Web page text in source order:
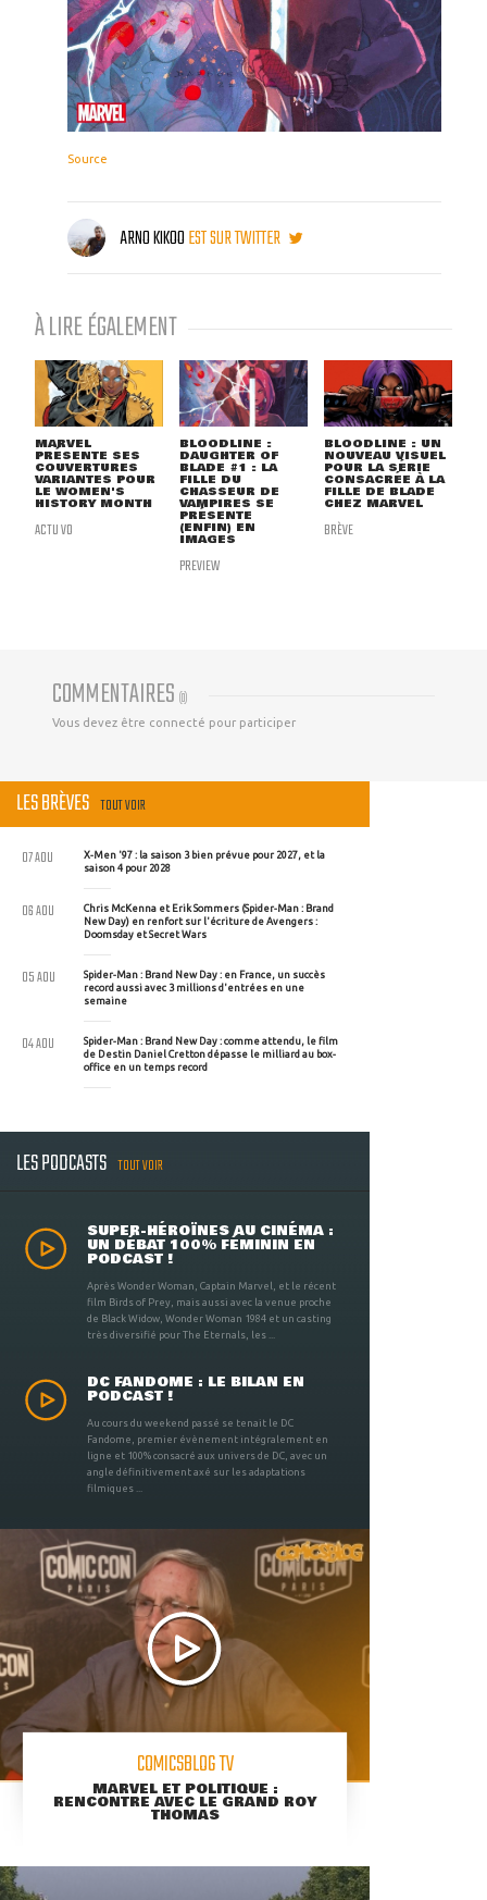
Source
ARNO KIKOOEST SUR TWITTER
À LIRE ÉGALEMENT
MARVEL
PRÉSENTE SES
COUVERTURES
VARIANTES POUR
LE WOMEN'S
HISTORY MONTH
ACTU VO
BLOODLINE :
DAUGHTER OF
BLADE #1 : LA
FILLE DU
CHASSEUR DE
VAMPIRES SE
PRÉSENTE
(ENFIN) EN
IMAGES
PREVIEW
BLOODLINE : UN
NOUVEAU VISUEL
POUR LA SÉRIE
CONSACRÉE À LA
FILLE DE BLADE
CHEZ MARVEL
BRÈVE
COMMENTAIRES (0)
Vous devez être connecté pour participer
LES BRÈVES TOUT VOIR
X-Men '97 : la saison 3 bien prévue pour 2027, et la
saison 4 pour 2028
07 AOU
Chris McKenna et Erik Sommers (Spider-Man : Brand
New Day) en renfort sur l'écriture de Avengers :
Doomsday et Secret Wars
06 AOU
Spider-Man : Brand New Day : en France, un succès
record aussi avec 3 millions d'entrées en une
semaine
05 AOU
Spider-Man : Brand New Day : comme attendu, le film
de Destin Daniel Cretton dépasse le milliard au box-
office en un temps record
04 AOU
LES PODCASTS TOUT VOIR
SUPER-HÉROÏNES AU CINÉMA :
UN DÉBAT 100% FÉMININ EN
PODCAST !
Après Wonder Woman, Captain Marvel, et le récent
film Birds of Prey, mais aussi avec la venue proche
de Black Widow, Wonder Woman 1984 et un casting
très diversifié pour The Eternals, les ...
DC FANDOME : LE BILAN EN
PODCAST !
Au cours du weekend passé se tenait le DC
Fandome, premier évènement intégralement en
ligne et 100% consacré aux univers de DC, avec un
angle définitivement axé sur les adaptations
filmiques ...
COMICSBLOG TV
MARVEL ET POLITIQUE :
RENCONTRE AVEC LE GRAND ROY
THOMAS